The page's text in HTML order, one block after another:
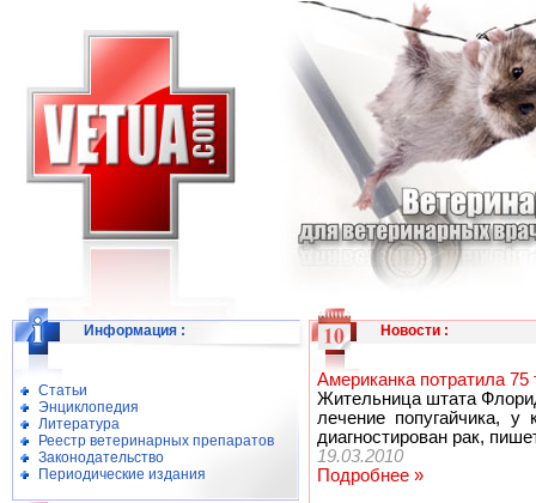
Информация :
Статьи
Энциклопедия
Литература
Реестр ветеринарных препаратов
Законодательство
Периодические издания
Новости:
Американка потратила
Жительница штата
лечение попугайчика,
диагностирован рак,
19.03.2010
Подробнее »